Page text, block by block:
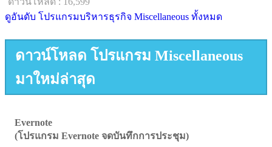
ดูอันดับ โปรแกรมบริหารธุรกิจ Miscellaneous ทั้งหมด
ดาวน์โหลด โปรแกรม Miscellaneous
มาใหม่ล่าสุด
Evernote
(โปรแกรม Evernote จดบันทึกการประชุม)